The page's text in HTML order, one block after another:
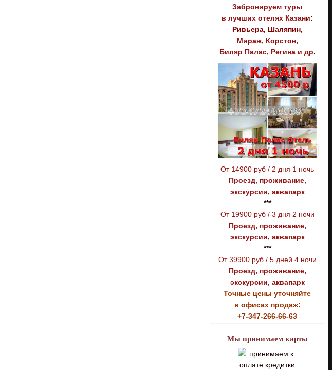
Забронируем туры
в лучших отелях Казани:
Ривьера, Шаляпин,
Мираж, Корстон,
Биляр Палас, Регина и др.
От 14900 руб / 2 дня 1 ночь
Проезд, проживание,
экскурсии, аквапарк
***
От 19900 руб / 3 дня 2 ночи
Проезд, проживание,
экскурсии, аквапарк
***
От 39900 руб / 5 дней 4 ночи
Проезд, проживание,
экскурсии, аквапарк
Точные цены уточняйте
в офисах продаж:
+7-347-266-66-63
Мы принимаем карты